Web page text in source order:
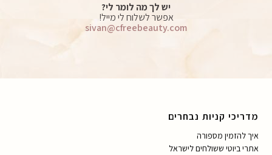
יש לך מה לומר לי?
אפשר לשלוח לי מייל!
sivan@cfreebeauty.com
מדריכי קניות נבחרים
איך להזמין מספורה
אתרי ביוטי ששולחים לישראל